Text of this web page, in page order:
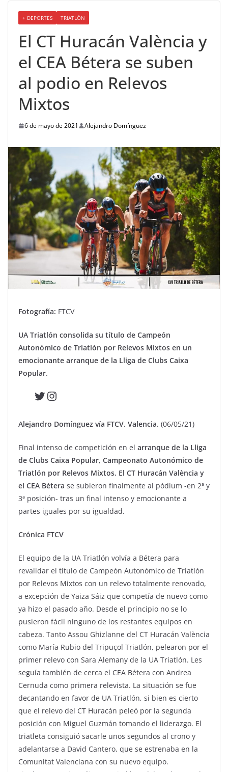
+ DEPORTES TRIATLÓN
El CT Huracán València y
el CEA Bétera se suben
al podio en Relevos
Mixtos
6 de mayo de 2021 Alejandro Domínguez
Fotografía: FTCV
UA Triatlón consolida su título de Campeón
Autonómico de Triatlón por Relevos Mixtos en un
emocionante arranque de la Lliga de Clubs Caixa
Popular.
Twitter
Instagram
Alejandro Domínguez vía FTCV. Valencia. (06/05/21)
Final intenso de competición en el arranque de la Lliga
de Clubs Caixa Popular, Campeonato Autonómico de
Triatlón por Relevos Mixtos. El CT Huracán València y
el CEA Bétera se subieron finalmente al pódium -en 2ª y
3ª posición- tras un final intenso y emocionante a
partes iguales por su igualdad.
Crónica FTCV
El equipo de la UA Triatlón volvía a Bétera para
revalidar el título de Campeón Autonómico de Triatlón
por Relevos Mixtos con un relevo totalmente renovado,
a excepción de Yaiza Sáiz que competía de nuevo como
ya hizo el pasado año. Desde el principio no se lo
pusieron fácil ninguno de los restantes equipos en
cabeza. Tanto Assou Ghizlanne del CT Huracán València
como María Rubio del Tripuçol Triatlón, pelearon por el
primer relevo con Sara Alemany de la UA Triatlón. Les
seguía también de cerca el CEA Bétera con Andrea
Cernuda como primera relevista. La situación se fue
decantando en favor de UA Triatlón, si bien es cierto
que el relevo del CT Huracán peleó por la segunda
posición con Miguel Guzmán tomando el liderazgo. El
triatleta consiguió sacarle unos segundos al crono y
adelantarse a David Cantero, que se estrenaba en la
Comunitat Valenciana con su nuevo equipo.